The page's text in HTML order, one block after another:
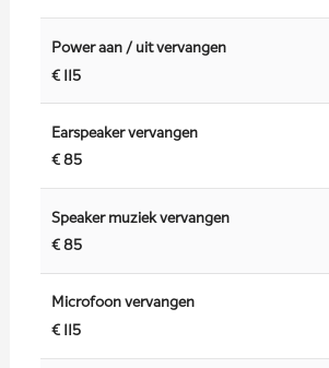
Power aan / uit vervangen
€ 115
Earspeaker vervangen
€ 85
Speaker muziek vervangen
€ 85
Microfoon vervangen
€ 115